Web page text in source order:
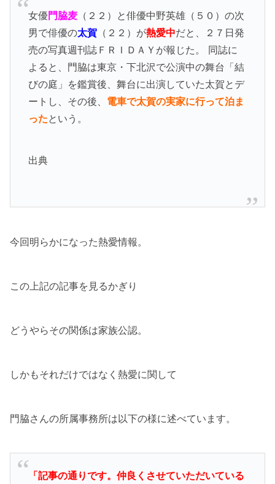
女優門脇麦（２２）と俳優中野英雄（５０）の次
男で俳優の太賀（２２）が熱愛中だと、２７日発
売の写真週刊誌ＦＲＩＤＡＹが報じた。 同誌に
よると、門脇は東京・下北沢で公演中の舞台「結
びの庭」を鑑賞後、舞台に出演していた太賀とデ
ートし、その後、 電車で太賀の実家に行って泊ま
ったという。
出典
今回明らかになった熱愛情報。
この上記の記事を見るかぎり
どうやらその関係は家族公認。
しかもそれだけではなく熱愛に関して
門脇さんの所属事務所は以下の様に述べています。
「記事の通りです。仲良くさせていただいている